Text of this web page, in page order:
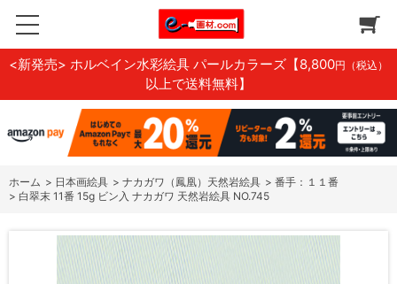
<新発売> ホルベイン水彩絵具 パールカラーズ 【8,800円（税込）
以上で送料無料】
ホーム > 日本画絵具 > ナカガワ（鳳凰）天然岩絵具 > 番手：１１番
> 白翠末 11番 15g ビン入 ナカガワ 天然岩絵具 NO.745